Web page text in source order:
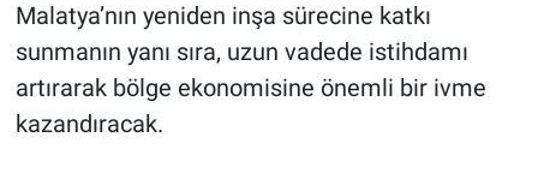
Malatya’nın yeniden inşa sürecine katkı
sunmanın yanı sıra, uzun vadede istihdamı
artırarak bölge ekonomisine önemli bir ivme
kazandıracak.